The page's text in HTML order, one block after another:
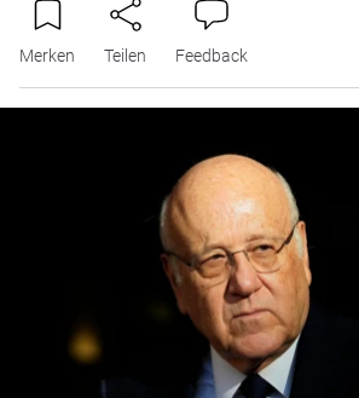
Merken Teilen Feedback